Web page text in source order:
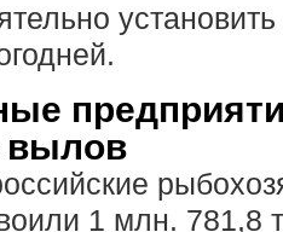
вылов
1 млн. 781,8